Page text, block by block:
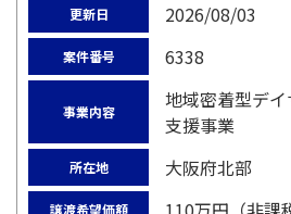
更新日 2026/08/03
案件番号 6338
事業内容
地域密着型デ
支援事業
所在地 大阪府北部
譲渡希望価額